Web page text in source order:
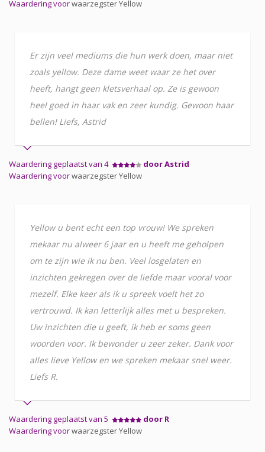
Waardering voorwaarzegster Yellow
Er zijn veel mediums die hun werk doen, maar niet
zoals yellow. Deze dame weet waar ze het over
heeft, hangt geen kletsverhaal op. Ze is gewoon
heel goed in haar vak en zeer kundig. Gewoon haar
bellen! Liefs, Astrid
Waardering geplaatst van 4
door Astrid
Waardering voorwaarzegster Yellow
Yellow u bent echt een top vrouw! We spreken
mekaar nu alweer 6 jaar en u heeft me geholpen
om te zijn wie ik nu ben. Veel losgelaten en
inzichten gekregen over de liefde maar vooral voor
mezelf. Elke keer als ik u spreek voelt het zo
vertrouwd. Ik kan letterlijk alles met u bespreken.
Uw inzichten die u geeft, ik heb er soms geen
woorden voor. Ik bewonder u zeer zeker. Dank voor
alles lieve Yellow en we spreken mekaar snel weer.
Liefs R.
Waardering geplaatst van 5
door R
Waardering voorwaarzegster Yellow